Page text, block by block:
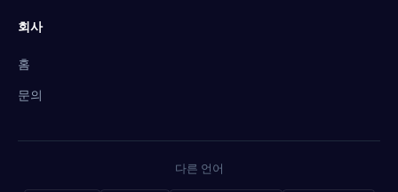
회사
홈
문의
다른 언어